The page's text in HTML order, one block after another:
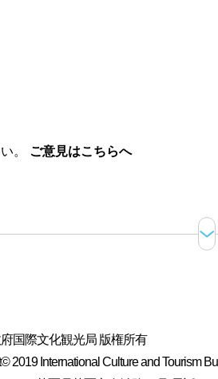
。 ご意見はこちらへ
国際文化観光局 版権所有
2019 International Culture and Tourism